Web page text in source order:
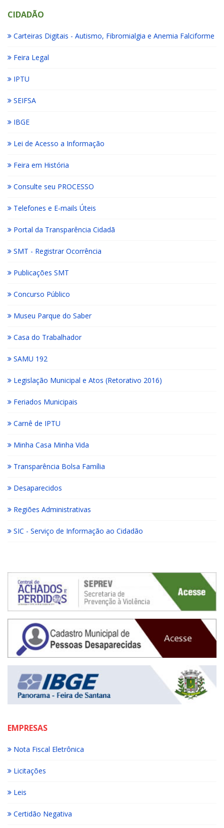
CIDADÃO
Carteiras Digitais - Autismo, Fibromialgia e Anemia Falciforme
Feira Legal
IPTU
SEIFSA
IBGE
Lei de Acesso a Informação
Feira em História
Consulte seu PROCESSO
Telefones e E-mails Úteis
Portal da Transparência Cidadã
SMT - Registrar Ocorrência
Publicações SMT
Concurso Público
Museu Parque do Saber
Casa do Trabalhador
SAMU 192
Legislação Municipal e Atos (Retorativo 2016)
Feriados Municipais
Carnê de IPTU
Minha Casa Minha Vida
Transparência Bolsa Família
Desaparecidos
Regiões Administrativas
SIC - Serviço de Informação ao Cidadão
EMPRESAS
Nota Fiscal Eletrônica
Licitações
Leis
Certidão Negativa